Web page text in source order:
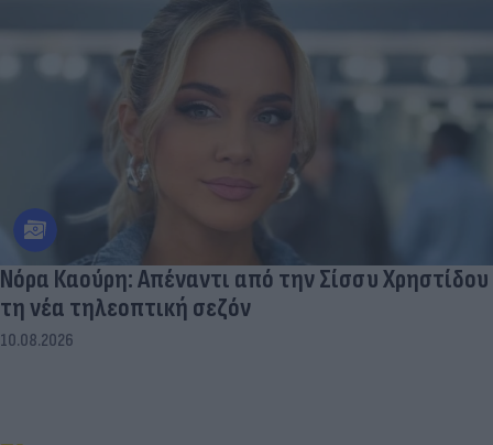
Νόρα Καούρη: Απέναντι από την Σίσσυ Χρηστίδου
τη νέα τηλεοπτική σεζόν
10.08.2026